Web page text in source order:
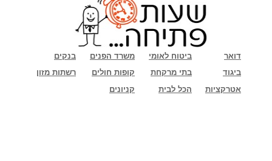
בנקים משרד הפנים ביטוח לאומי
דואר
רשתות מזון
קופות חולים בתי מרקחת
ביגוד
קניונים
הכל לבית אטרקציות